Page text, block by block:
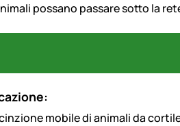
possano passare sotto la
mobile di animali da